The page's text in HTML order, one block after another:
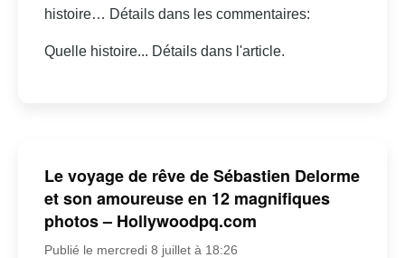
histoire… Détails dans les commentaires:
Quelle histoire... Détails dans l'article.
Le voyage de rêve de Sébastien Delorme
et son amoureuse en 12 magnifiques
photos – Hollywoodpq.com
Publié le mercredi 8 juillet à 18:26